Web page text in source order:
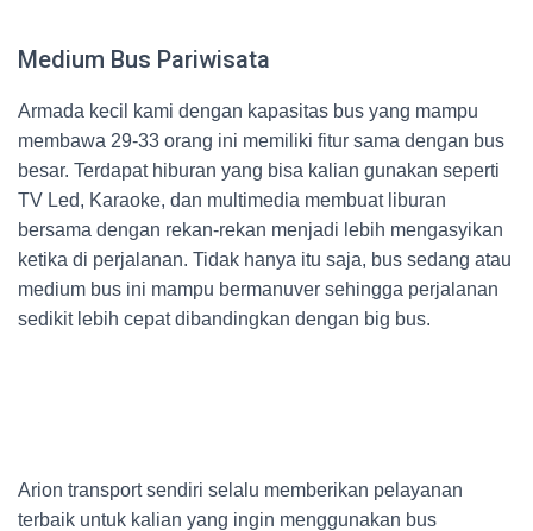
Medium Bus Pariwisata
Armada kecil kami dengan kapasitas bus yang mampu
membawa 29-33 orang ini memiliki fitur sama dengan bus
besar. Terdapat hiburan yang bisa kalian gunakan seperti
TV Led, Karaoke, dan multimedia membuat liburan
bersama dengan rekan-rekan menjadi lebih mengasyikan
ketika di perjalanan. Tidak hanya itu saja, bus sedang atau
medium bus ini mampu bermanuver sehingga perjalanan
sedikit lebih cepat dibandingkan dengan big bus.
Arion transport sendiri selalu memberikan pelayanan
terbaik untuk kalian yang ingin menggunakan bus